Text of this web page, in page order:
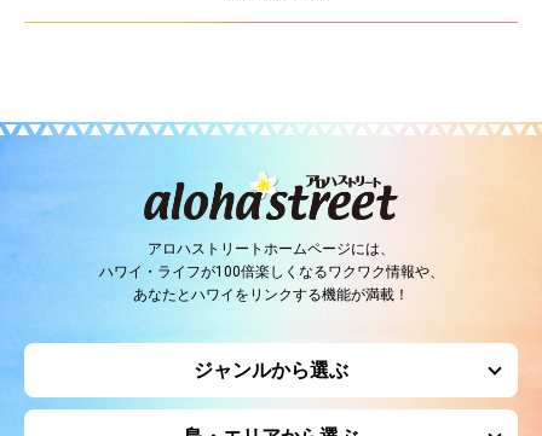
アロハストリートホームページには、
ハワイ・ライフが100倍楽しくなるワクワク情報や、
あなたとハワイをリンクする機能が満載！
ジャンルから選ぶ